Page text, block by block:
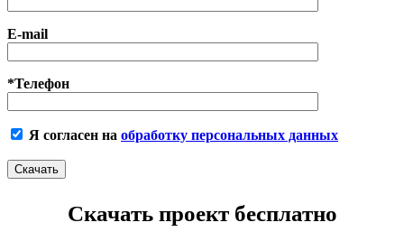
E-mail
*Телефон
Я согласен на обработку персональных данных
Скачать проект бесплатно